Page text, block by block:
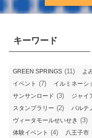
キーワード
GREEN SPRINGS (11) よ
イベント (7) イルミネーシ
サンサンロード (3) ジャイ
スタンプラリー (2) パルテ
ヴィータモールせいせき (3)
体験イベント (4) 八王子市